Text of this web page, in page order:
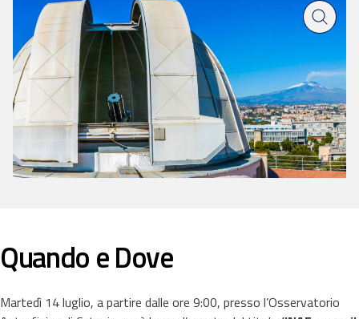
Quando e Dove
Martedì 14 luglio, a partire dalle ore 9:00, presso l’Osservatorio